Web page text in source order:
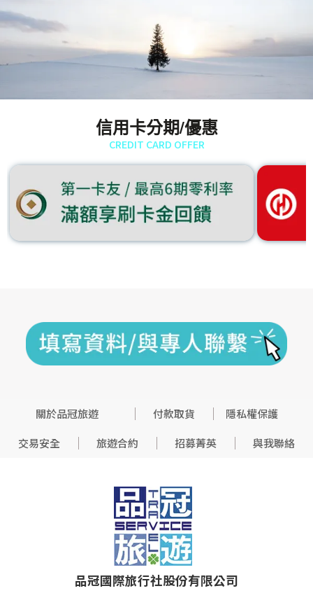
信用卡分期/優惠
CREDIT CARD OFFER
關於品冠旅遊 付款取貨
隱私權保護
交易安全
旅遊合約 招募菁英 與我聯絡
品冠國際旅行社股份有限公司